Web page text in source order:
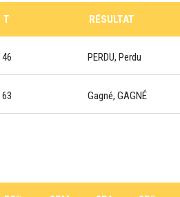
T RÉSULTAT
46 PERDU, Perdu
63 Gagné, GAGNÉ